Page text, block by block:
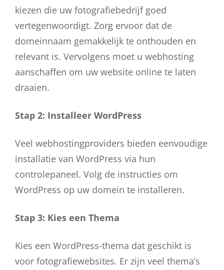
kiezen die uw fotografiebedrijf goed
vertegenwoordigt. Zorg ervoor dat de
domeinnaam gemakkelijk te onthouden en
relevant is. Vervolgens moet u webhosting
aanschaffen om uw website online te laten
draaien.
Stap 2: Installeer WordPress
Veel webhostingproviders bieden eenvoudige
installatie van WordPress via hun
controlepaneel. Volg de instructies om
WordPress op uw domein te installeren.
Stap 3: Kies een Thema
Kies een WordPress-thema dat geschikt is
voor fotografiewebsites. Er zijn veel thema’s